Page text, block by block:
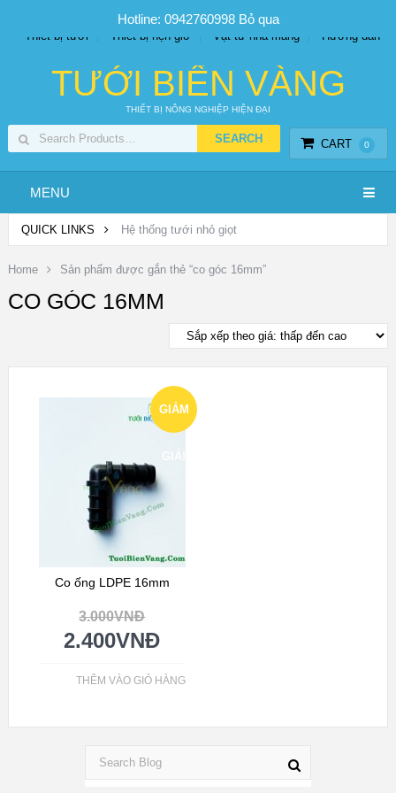
SP PHUN SƯƠNG GIÁ TỐT Bộ KIT tưới
Thiết bị tưới
Thiết bị hẹn giờ Vật tư nhà màng Hướng dẫn
TƯỚI BIỂN VÀNG
THIẾT BỊ NÔNG NGHIỆP HIỆN ĐẠI
CART 0
MENU
QUICK LINKS Hệ thống tưới nhỏ giọt
Home Sản phẩm được gắn thẻ “co góc 16mm”
CO GÓC 16MM
GIẢM
Co ống LDPE 16mm
3.000VNĐ
2.400VNĐ
THÊM VÀO GIỎ HÀNG
Hotline: 0942760998 Bỏ qua